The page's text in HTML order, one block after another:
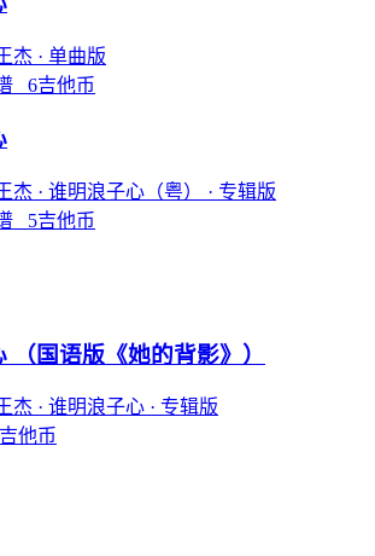
杰 · 单曲版
6吉他币
杰 · 谁明浪子心（粤）
· 专辑版
5吉他币
（国语版《她的背影》）
杰 · 谁明浪子心 · 专辑版
他币